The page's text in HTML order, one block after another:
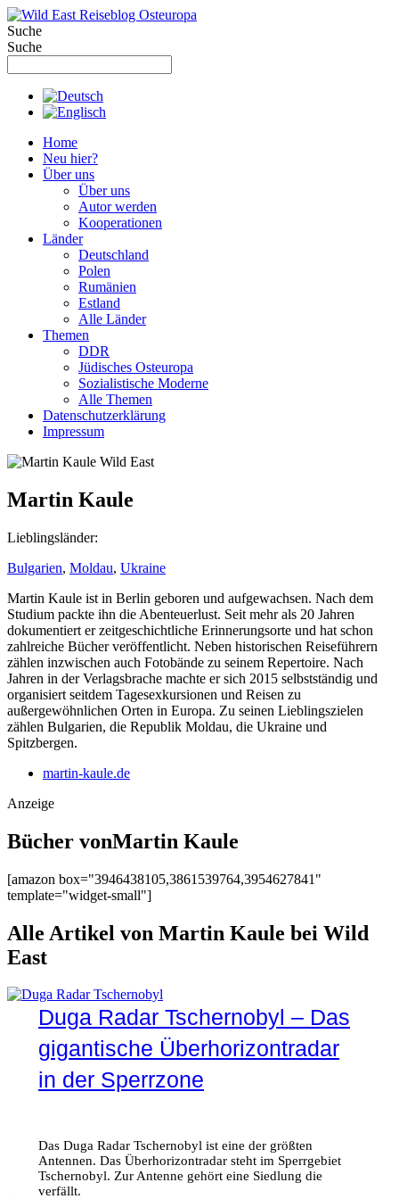
Zum
Inhalt
springen
Suche
Suche
Home
Neu hier?
Über uns
Über uns
Autor werden
Kooperationen
Länder
Deutschland
Polen
Rumänien
Estland
Alle Länder
Themen
DDR
Jüdisches Osteuropa
Sozialistische Moderne
Alle Themen
Datenschutzerklärung
Impressum
Martin Kaule
Lieblingsländer:
Bulgarien, Moldau, Ukraine
Martin Kaule ist in Berlin geboren und aufgewachsen. Nach dem
Studium packte ihn die Abenteuerlust. Seit mehr als 20 Jahren
dokumentiert er zeitgeschichtliche Erinnerungsorte und hat schon
zahlreiche Bücher veröffentlicht. Neben historischen Reiseführern
zählen inzwischen auch Fotobände zu seinem Repertoire. Nach
Jahren in der Verlagsbrache machte er sich 2015 selbstständig und
organisiert seitdem Tagesexkursionen und Reisen zu
außergewöhnlichen Orten in Europa. Zu seinen Lieblingszielen
zählen Bulgarien, die Republik Moldau, die Ukraine und
Spitzbergen.
martin-kaule.de
Anzeige
Bücher vonMartin Kaule
[amazon box="3946438105,3861539764,3954627841"
template="widget-small"]
Alle Artikel von Martin Kaule bei Wild
East
Duga Radar Tschernobyl – Das
gigantische Überhorizontradar
in der Sperrzone
Das Duga Radar Tschernobyl ist eine der größten
Antennen. Das Überhorizontradar steht im Sperrgebiet
Tschernobyl. Zur Antenne gehört eine Siedlung die
verfällt.